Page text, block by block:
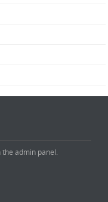
admin panel.